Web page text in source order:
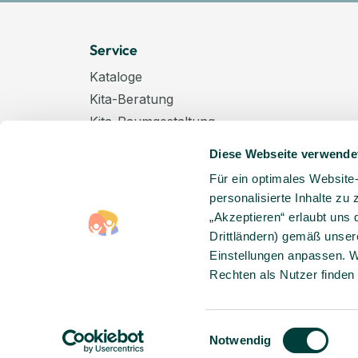
Diese Webseite
Für ein optimales
personalisierte Inhalte zu
„Akzeptieren“ erlaubt
Drittländern) gemäß
Einstellungen anpassen.
Rechten als Nutzer
Einwilligungsauswahl
Notwendig
Service
Kataloge
Kita-Beratung
Kita-Raumgestaltung
Windelpauschale
Kindertagespflege
Hinweise zur Batterieentsorgung
Entsorgung von Elektro-Altgeräten
© Copyright 2026 Lieblingsshop GmbH | Alle Rechte